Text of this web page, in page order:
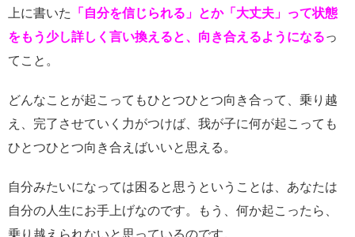
上に書いた
「自分を信じられる」とか「大丈夫」って状態
をもう少し詳しく言い換えると、 向き合えるようになるっ
てこと。
どんなことが起こってもひとつひとつ向き合って、乗り越
え、完了させていく力がつけば、我が子に何が起こっても
ひとつひとつ向き合えばいいと思える。
自分みたいになっては困ると思うということは、あなたは
自分の人生にお手上げなのです。もう、何か起こったら、